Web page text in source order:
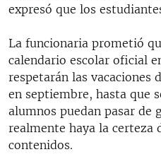
expresó que los
La funcionaria prometió
calendario escolar oficial
respetarán las vacaciones
en septiembre, hasta que
alumnos puedan pasar de
realmente haya la certeza
contenidos.